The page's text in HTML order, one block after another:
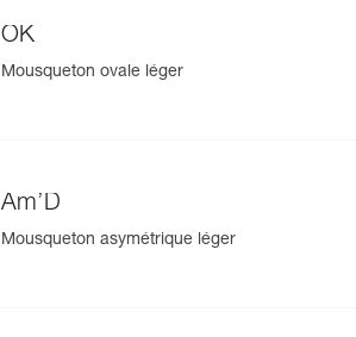
OK
Mousqueton ovale léger
Am’D
Mousqueton asymétrique léger